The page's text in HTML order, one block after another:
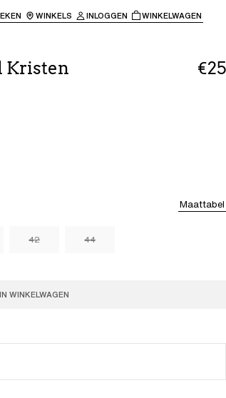
WINKELS INLOGGEN WINKELWAGEN
Kristen €25
Maattabel
42 44
IN WINKELWAGEN